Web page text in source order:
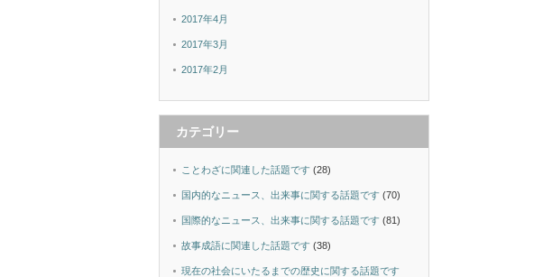
2017年4月
2017年3月
2017年2月
カテゴリー
ことわざに関連した話題です (28)
国内的なニュース、出来事に関する話題です (70)
国際的なニュース、出来事に関する話題です (81)
故事成語に関連した話題です (38)
現在の社会にいたるまでの歴史に関する話題です